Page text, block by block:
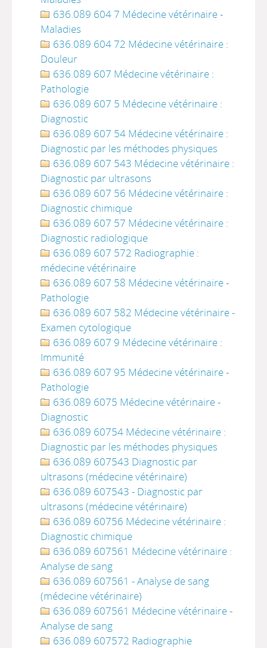
636.089 604 7 Médecine vétérinaire -
Maladies
636.089 604 72 Médecine vétérinaire :
Douleur
636.089 607 Médecine vétérinaire :
Pathologie
636.089 607 5 Médecine vétérinaire :
Diagnostic
636.089 607 54 Médecine vétérinaire :
Diagnostic par les méthodes physiques
636.089 607 543 Médecine vétérinaire :
Diagnostic par ultrasons
636.089 607 56 Médecine vétérinaire :
Diagnostic chimique
636.089 607 57 Médecine vétérinaire :
Diagnostic radiologique
636.089 607 572 Radiographie :
médecine vétérinaire
636.089 607 58 Médecine vétérinaire -
Pathologie
636.089 607 582 Médecine vétérinaire -
Examen cytologique
636.089 607 9 Médecine vétérinaire :
Immunité
636.089 607 95 Médecine vétérinaire -
Pathologie
636.089 6075 Médecine vétérinaire -
Diagnostic
636.089 60754 Médecine vétérinaire :
Diagnostic par les méthodes physiques
636.089 607543 Diagnostic par
ultrasons (médecine vétérinaire)
636.089 607543 - Diagnostic par
ultrasons (médecine vétérinaire)
636.089 60756 Médecine vétérinaire :
Diagnostic chimique
636.089 607561 Médecine vétérinaire :
Analyse de sang
636.089 607561 - Analyse de sang
(médecine vétérinaire)
636.089 607561 Médecine vétérinaire -
Analyse de sang
636.089 607572 Radiographie